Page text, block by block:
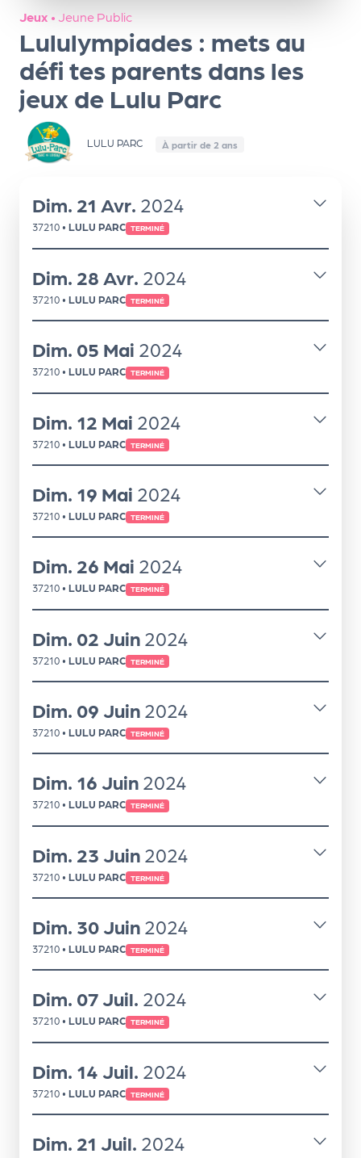
Jeux • Jeune Public
Lululympiades : mets au
défi tes parents dans les
jeux de Lulu Parc
LULU PARC À partir de 2 ans
Dim. 21 Avr. 2024
37210 • LULU PARC TERMINÉ
Dim. 28 Avr. 2024
37210 • LULU PARC TERMINÉ
Dim. 05 Mai 2024
37210 • LULU PARC TERMINÉ
Dim. 12 Mai 2024
37210 • LULU PARC TERMINÉ
Dim. 19 Mai 2024
37210 • LULU PARC TERMINÉ
Dim. 26 Mai 2024
37210 • LULU PARC TERMINÉ
Dim. 02 Juin 2024
37210 • LULU PARC TERMINÉ
Dim. 09 Juin 2024
37210 • LULU PARC TERMINÉ
Dim. 16 Juin 2024
37210 • LULU PARC TERMINÉ
Dim. 23 Juin 2024
37210 • LULU PARC TERMINÉ
Dim. 30 Juin 2024
37210 • LULU PARC TERMINÉ
Dim. 07 Juil. 2024
37210 • LULU PARC TERMINÉ
Dim. 14 Juil. 2024
37210 • LULU PARC TERMINÉ
Dim. 21 Juil. 2024
ns
PR
O
G!
PR
O
Le
Ma
g
Sui
vr
e
le
PR
O
G!
N
os
se
rvi
ce
s
L
e
it
d
e
o
g
a
n
a
u